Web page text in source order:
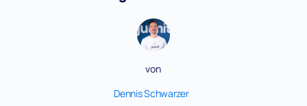
von
Dennis Schwarzer